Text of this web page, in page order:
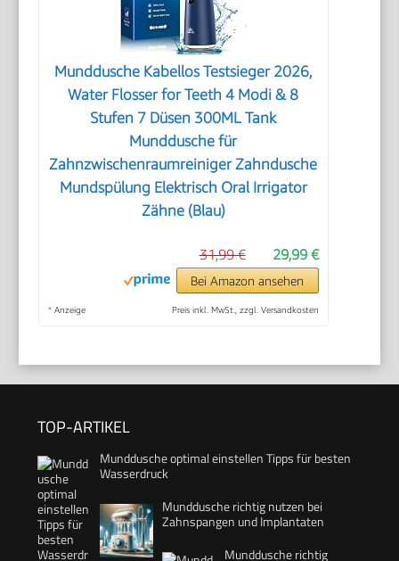
Munddusche Kabellos Testsieger 2026,
Water Flosser for Teeth 4 Modi & 8
Stufen 7 Düsen 300ML Tank
Munddusche für
Zahnzwischenraumreiniger Zahndusche
Mundspülung Elektrisch Oral Irrigator
Zähne (Blau)
29,99 €
31,99 €
Bei Amazon ansehen
* Anzeige Preis inkl. MwSt., zzgl. Versandkosten
TOP-ARTIKEL
Munddusche optimal einstellen Tipps für besten
Wasserdruck
Munddusche richtig nutzen bei
Zahnspangen und Implantaten
Munddusche richtig